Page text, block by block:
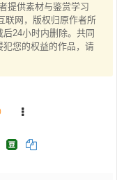
提供素材与鉴赏学习
联网，版权归原作者所
24小时内删除。共同
您的权益的作品，请